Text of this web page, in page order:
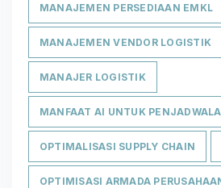
MANAJEMEN PERSEDIAAN EMKL
MANAJEMEN VENDOR LOGISTIK
MANAJER LOGISTIK
MANFAAT AI UNTUK
OPTIMALISASI SUPPLY CHAIN
OPTIMISASI ARMADA